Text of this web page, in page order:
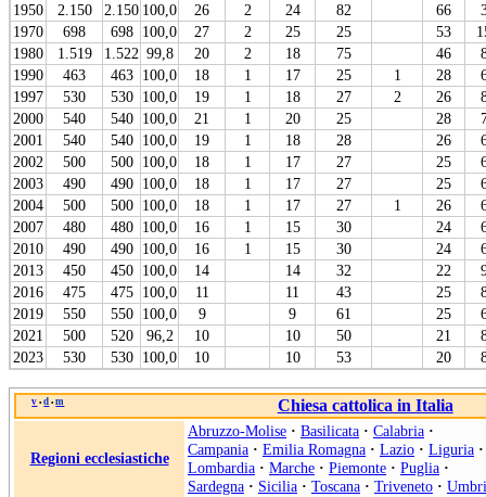
1950 2.150 2.150 100,0 26 2 24 82 66
1970
698 698 100,0 27 2 25 25 53
1980
1.519 1.522 99,8 20 2 18 75 46
1990
463 463 100,0 18 1 17 25 1 28
1997
530 530 100,0 19 1 18 27 2 26
2000
540 540 100,0 21 1 20 25 28
2001
540 540 100,0 19 1 18 28 26
2002
500 500 100,0 18 1 17 27 25
2003
490 490 100,0 18 1 17 27 25
2004
500 500 100,0 18 1 17 27 1 26
2007
480 480 100,0 16 1 15 30 24
2010
490 490 100,0 16 1 15 30 24
2013
450 450 100,0 14 14 32 22
2016
475 475 100,0 11 11 43 25
2019
550 550 100,0 9 9 61 25
2021
500 520 96,2 10 10 50 21
2023
530 530 100,0 10 10 53 20
v • d • m Chiesa cattolica in Italia
Regioni ecclesiastiche
Abruzzo-Molise · Basilicata · Calabria ·
Campania · Emilia Romagna · Lazio · Liguria ·
Lombardia · Marche · Piemonte · Puglia ·
Sardegna · Sicilia · Toscana · Triveneto ·